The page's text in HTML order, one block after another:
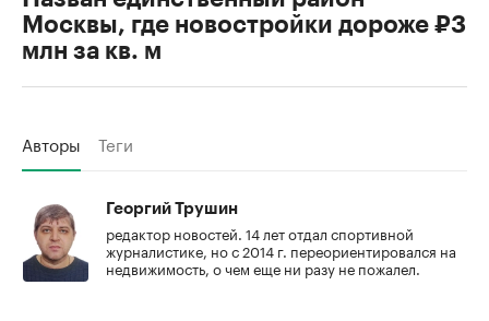
Москвы, где новостройки дороже ₽3
млн за кв. м
Авторы Теги
Георгий Трушин
редактор новостей. 14 лет отдал спортивной
журналистике, но с 2014 г. переориентировался на
недвижимость, о чем еще ни разу не пожалел.